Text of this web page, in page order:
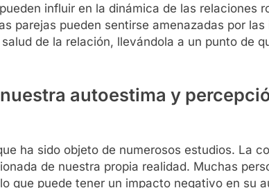
influir en la dinámica de las relaciones
parejas pueden sentirse amenazadas por
de la relación, llevándola a un punto de
autoestima y
ha sido objeto de numerosos estudios. La
de nuestra propia realidad. Muchas
que puede tener un impacto negativo en su